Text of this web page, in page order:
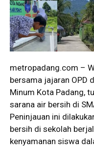
metropadang.com –
bersama jajaran OPD
Minum Kota Padang,
sarana air bersih di
Peninjauan ini
bersih di sekolah
kenyamanan siswa